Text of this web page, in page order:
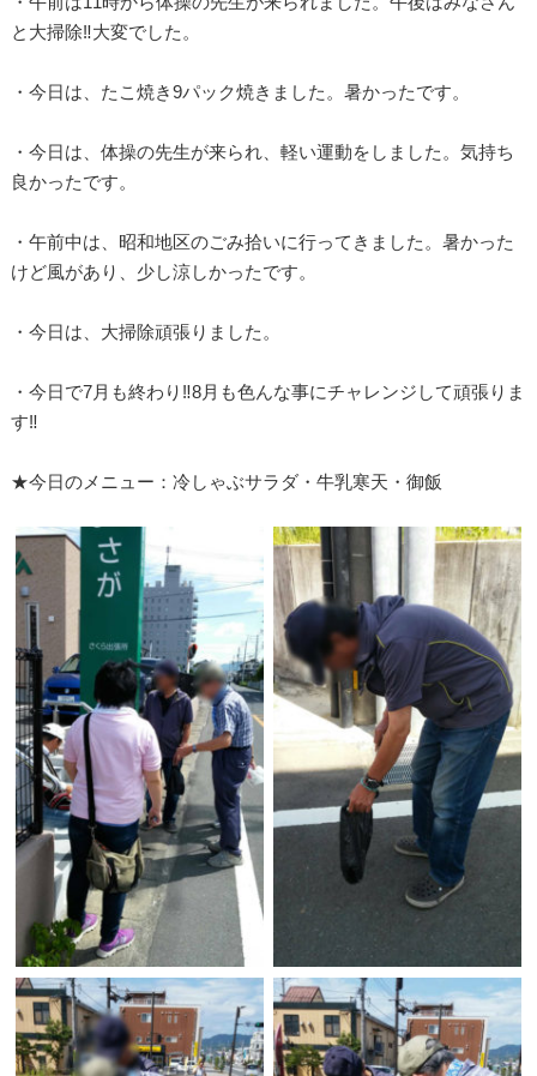
と大掃除‼大変でした。
・今日は、たこ焼き9パック焼きました。暑かったです。
・今日は、体操の先生が来られ、軽い運動をしました。気持ち
良かったです。
・午前中は、昭和地区のごみ拾いに行ってきました。暑かった
けど風があり、少し涼しかったです。
・今日は、大掃除頑張りました。
・今日で7月も終わり‼8月も色んな事にチャレンジして頑張りま
す‼
★今日のメニュー：冷しゃぶサラダ・牛乳寒天・御飯